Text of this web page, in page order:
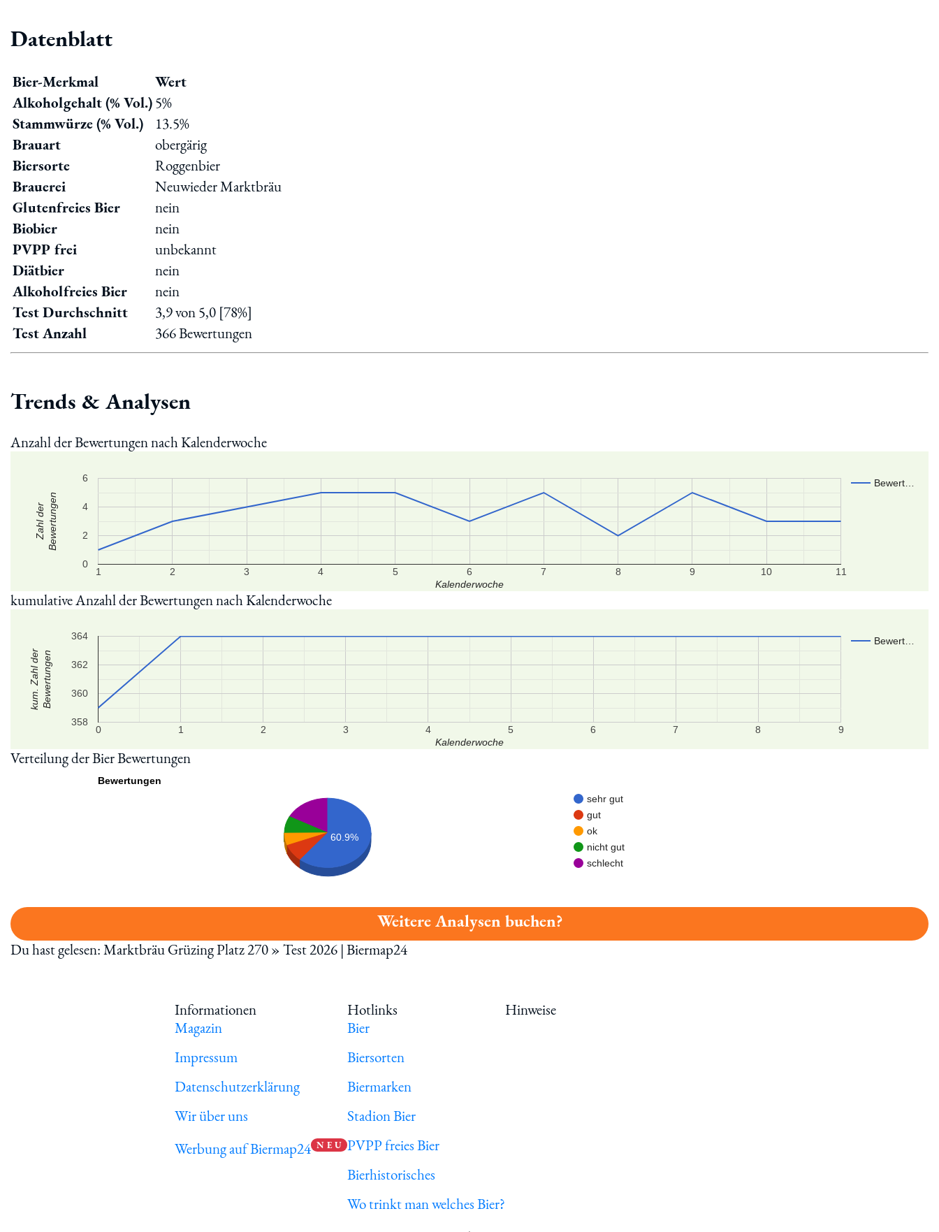
Datenblatt
Bier-Merkmal
Wert
Alkoholgehalt (% Vol.)5%
Stammwürze (% Vol.)
13.5%
Brauart
obergärig
Biersorte
Roggenbier
Brauerei
Neuwieder Marktbräu
Glutenfreies Bier
nein
Biobier
nein
PVPP frei
unbekannt
Diätbier
nein
Alkoholfreies Bier
nein
Test Durchschnitt
3,9 von 5,0 [78%]
Test Anzahl
366 Bewertungen
Trends & Analysen
Anzahl der Bewertungen nach Kalenderwoche
Bewert…
1 2 3 4 5 6 7 8 9 10 11
0
2
4
6
Kalenderwoche
Zahl derBewertungen
kumulative Anzahl der Bewertungen nach Kalenderwoche
Bewert…
0 1 2 3 4 5 6 7 8 9
358
360
362
364
Kalenderwoche
kum. Zahl derBewertungen
Verteilung der Bier Bewertungen
Bewertungen
sehr gut
gut
ok
nicht gut
schlecht
60.9%
Weitere Analysen buchen?
Du hast gelesen: Marktbräu Grüzing Platz 270 » Test 2026 | Biermap24
Informationen
Magazin
Impressum
Datenschutzerklärung
Wir über uns
Werbung auf Biermap24 N E U
Hotlinks
Bier
Biersorten
Biermarken
Stadion Bier
PVPP freies Bier
Bierhistorisches
Wo trinkt man welches Bier?
Hinweise